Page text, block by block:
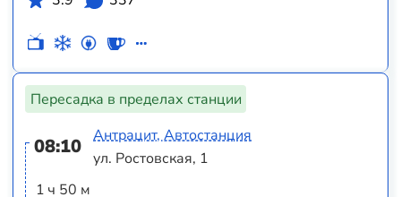
Пересадка в пределах станции
08:10
1 ч 50 м
Антрацит, Автостанция
ул. Ростовская, 1